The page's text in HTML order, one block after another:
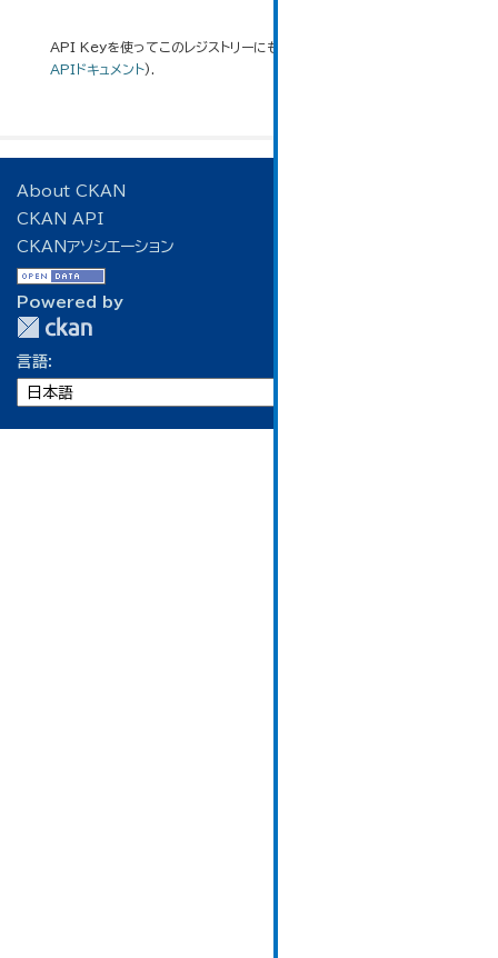
API Keyを使ってこのレジストリーにもアクセス可能です
APIドキュメント).
About CKAN
CKAN API
CKANアソシエーション
Powered by
言語